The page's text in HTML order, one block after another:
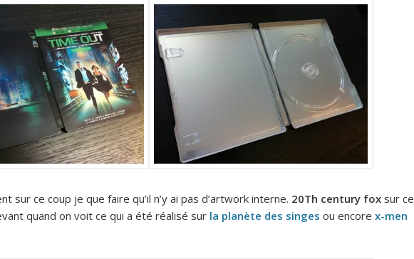
sur ce coup je que faire qu’il n’y ai pas d’artwork interne. 20Th century foxsur ce
quand on voit ce qui a été réalisé sur la planète des singes ou encore x-men